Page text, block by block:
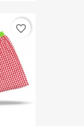
favorite_border